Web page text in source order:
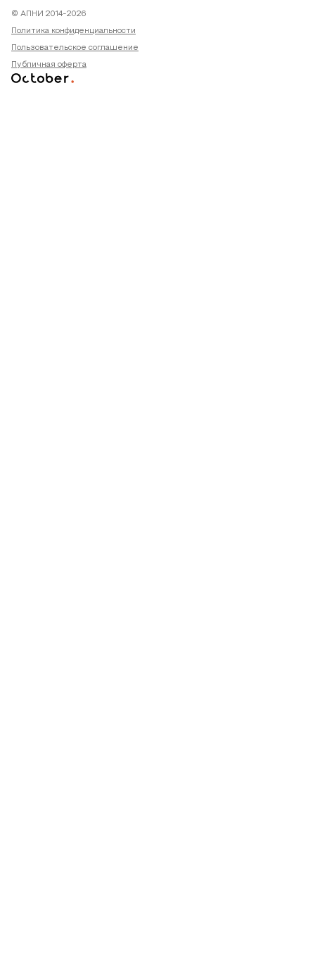
© АПНИ 2014-2026
Политика конфиденциальности
Пользовательское соглашение
Публичная оферта